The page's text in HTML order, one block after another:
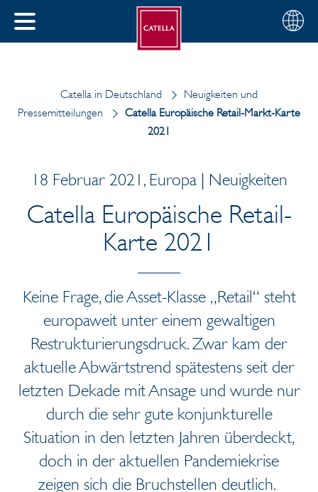
SCHLIESSEN
Wählen
Sie
Deutsch
Catella in Deutschland
Neuigkeiten und
Pressemitteilungen
Catella Europäische Retail-Markt-Karte
2021
18 Februar 2021, Europa | Neuigkeiten
Catella Europäische Retail-
Karte 2021
Keine Frage, die Asset-Klasse „Retail“ steht
europaweit unter einem gewaltigen
Restrukturierungsdruck. Zwar kam der
aktuelle Abwärtstrend spätestens seit der
letzten Dekade mit Ansage und wurde nur
durch die sehr gute konjunkturelle
Situation in den letzten Jahren überdeckt,
doch in der aktuellen Pandemiekrise
zeigen sich die Bruchstellen deutlich.